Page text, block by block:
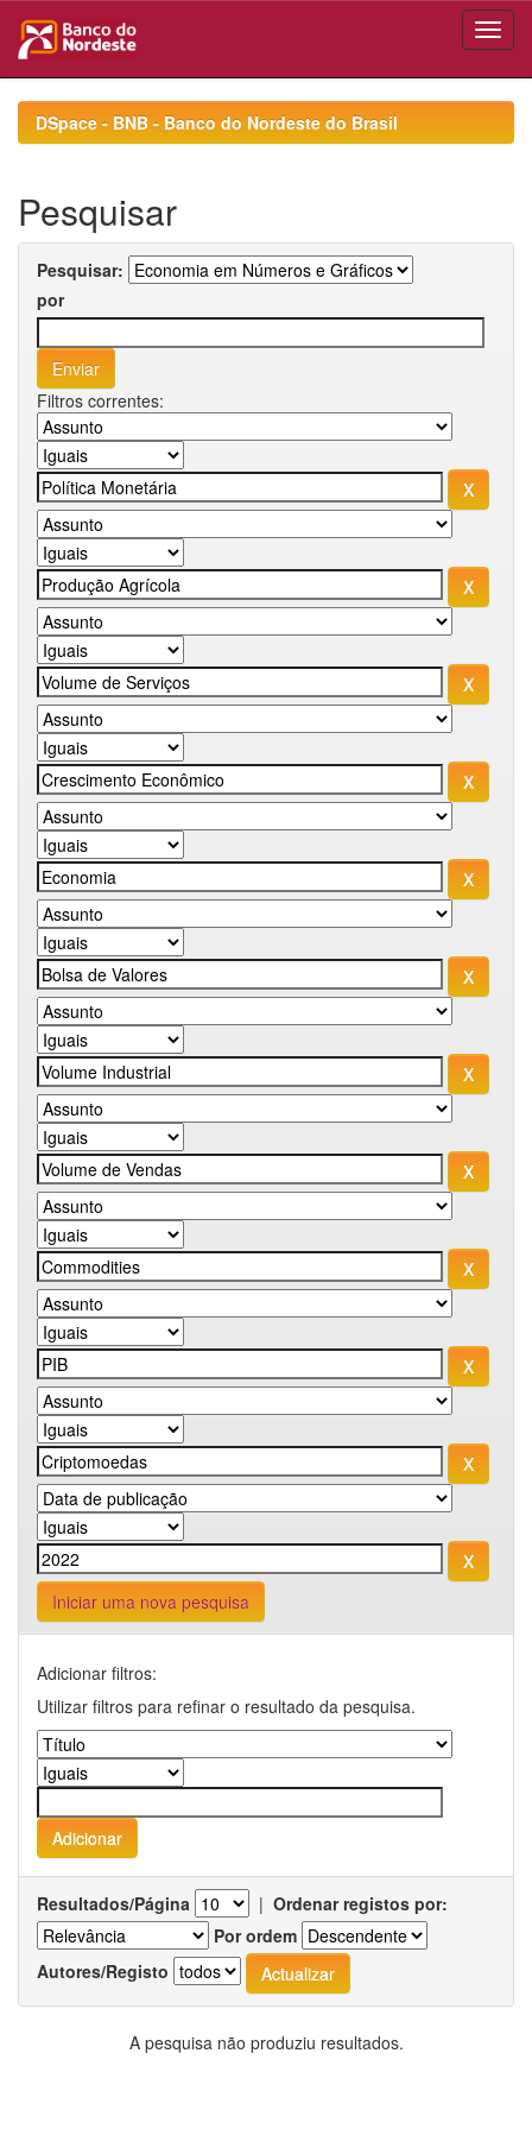
navigationDSpace - BNB - Banco do Nordeste do Brasil
Pesquisar
Pesquisar:
por
Filtros correntes:
Iniciar uma nova pesquisa
Adicionar filtros:
Utilizar filtros para refinar o resultado da pesquisa.
Resultados/Página | Ordenar registos por:
Por ordem
Autores/Registo
A pesquisa não produziu resultados.